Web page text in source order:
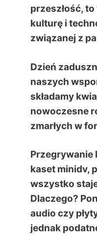
przeszłość,
kulturę i
związanej z
Dzień
naszych
składamy
nowoczesne
zmarłych w
Przegrywanie
kaset minidv,
wszystko
Dlaczego?
audio czy
jednak